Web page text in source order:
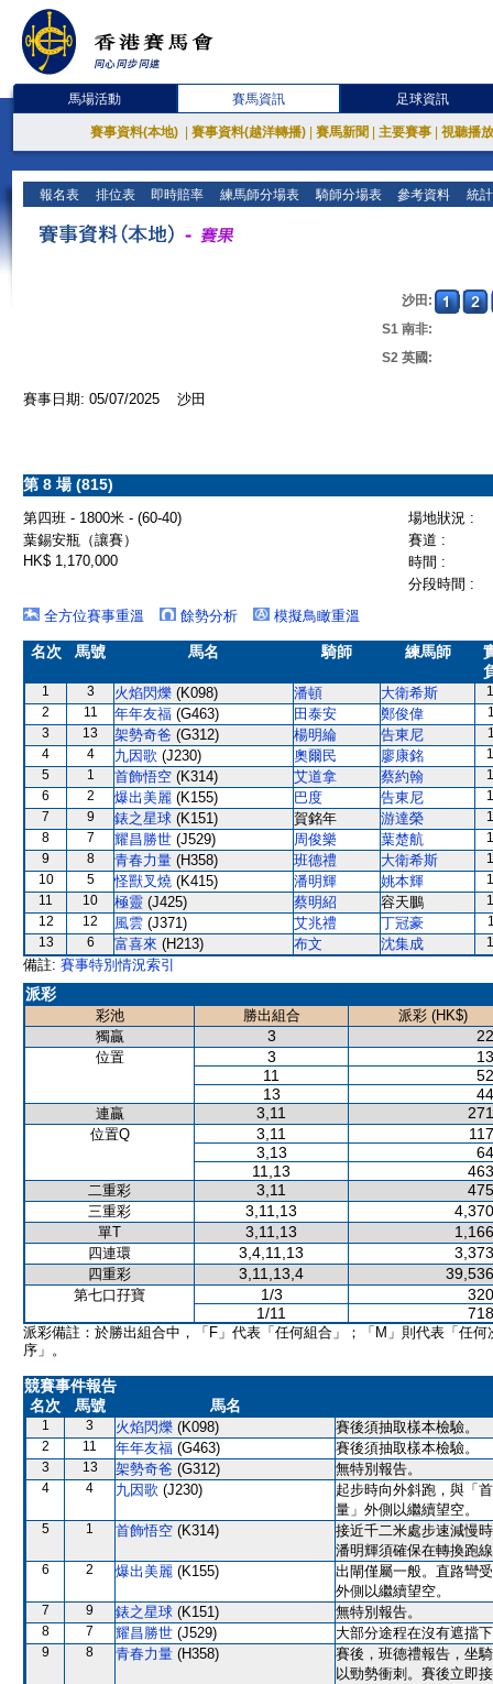
馬場活動 賽馬資訊 足球資訊
賽事資料(本地) 賽事資料(越洋轉播) 賽馬新聞 主要賽事 視聽播
報名表 排位表 即時賠率 練馬師分場表 騎師分場表 參考資料 統
沙田:
S1 南非:
S2 英國:
賽事日期: 05/07/2025 沙田
第 8 場 (815)
第四班 - 1800米 - (60-40)
場地狀況 :
葉錫安瓶（讓賽）
賽道 :
HK$ 1,170,000
時間 :
分段時間 :
全方位賽事重溫
餘勢分析 模擬鳥瞰重溫
名次 馬號 馬名 騎師 練馬師
1 3 火焰閃爍 (K098) 潘頓 大衛希斯
2
11 年年友福 (G463) 田泰安 鄭俊偉
3
13 架勢奇爸 (G312) 楊明綸 告東尼
4
4 九因歌 (J230) 奧爾民 廖康銘
5
1 首飾悟空 (K314) 艾道拿 蔡約翰
6
2 爆出美麗 (K155) 巴度 告東尼
7
9 錶之星球 (K151) 賀銘年 游達榮
8
7 耀昌勝世 (J529) 周俊樂 葉楚航
9
8 青春力量 (H358) 班德禮 大衛希斯
10
5 怪獸叉燒 (K415) 潘明輝 姚本輝
11
10 極靈 (J425) 蔡明紹 容天鵬
12
12 風雲 (J371) 艾兆禮 丁冠豪
13
6 富喜來 (H213) 布文 沈集成
備註: 賽事特別情況索引
派彩
彩池 勝出組合
派彩 (HK$)
獨贏
3
位置 3
11
13
連贏 3,11
位置Q 3,11
3,13
11,13
二重彩 3,11
三重彩 3,11,13
單T 3,11,13
四連環 3,4,11,13
四重彩 3,11,13,4
第七口孖寶 1/3
1/11
派彩備註：於勝出組合中，「F」代表「任何組合」；「M」則代表「任何
序」。
競賽事件報告
名次
馬號 馬名
1 3 火焰閃爍 (K098) 賽後須抽取樣本檢驗。
2 11 年年友福 (G463) 賽後須抽取樣本檢驗。
3 13 架勢奇爸 (G312) 無特別報告。
4 4 九因歌 (J230)
起步時向外斜跑，與「
量」外側以繼續望空。
5 1 首飾悟空 (K314)
接近千二米處步速減慢
潘明輝須確保在轉換跑
6 2 爆出美麗 (K155)
出閘僅屬一般。直路彎
外側以繼續望空。
7 9 錶之星球 (K151) 無特別報告。
8 7 耀昌勝世 (J529) 大部分途程在沒有遮擋
9 8 青春力量 (H358)
賽後，班德禮報告，坐
以勁勢衝刺。賽後立即